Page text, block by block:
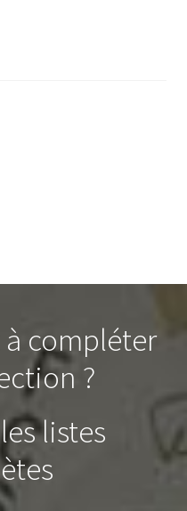
à compléter
?
listes